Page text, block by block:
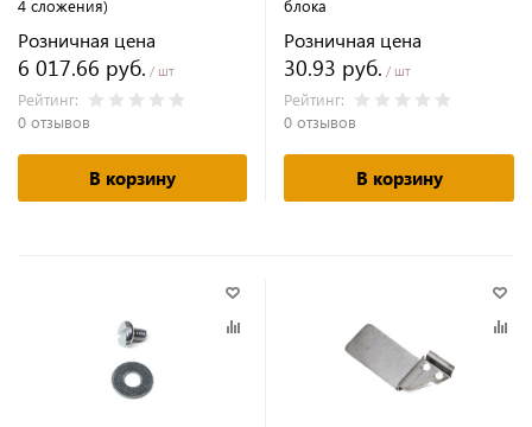
4 сложения)
Розничная цена
6 017.66 руб. / шт
Рейтинг:
0 отзывов
В корзину
блока
Розничная цена
30.93 руб. / шт
Рейтинг:
0 отзывов
В корзину